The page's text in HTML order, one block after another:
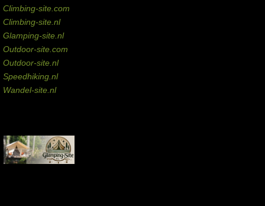
Climbing-site.com
Climbing-site.nl
Glamping-site.nl
Outdoor-site.com
Outdoor-site.nl
Speedhiking.nl
Wandel-site.nl